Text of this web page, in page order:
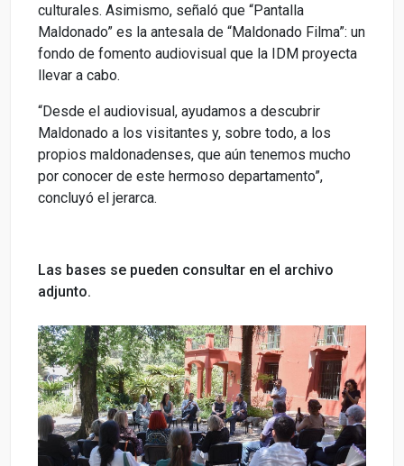
culturales. Asimismo, señaló que “Pantalla
Maldonado” es la antesala de “Maldonado Filma”: un
fondo de fomento audiovisual que la IDM proyecta
llevar a cabo.
“Desde el audiovisual, ayudamos a descubrir
Maldonado a los visitantes y, sobre todo, a los
propios maldonadenses, que aún tenemos mucho
por conocer de este hermoso departamento”,
concluyó el jerarca.
Las bases se pueden consultar en el archivo
adjunto.